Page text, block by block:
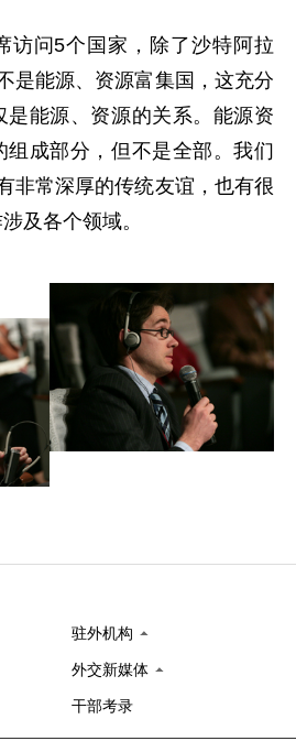
问5个国家，除了沙特阿拉
是能源、资源富集国，这充分
是能源、资源的关系。能源资
组成部分，但不是全部。我们
非常深厚的传统友谊，也有很
及各个领域。
驻外机构
外交新媒体
干部考录